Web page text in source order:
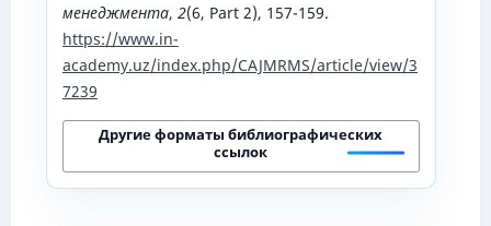
менеджмента, 2(6, Part 2), 157-159.
https://www.in-
academy.uz/index.php/CAJMRMS/article/view/3
7239
Другие форматы библиографических
ссылок